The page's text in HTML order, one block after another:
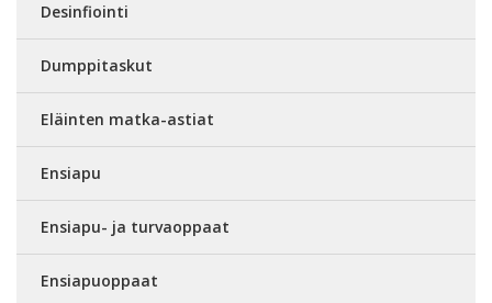
Desinfiointi
Dumppitaskut
Eläinten matka-astiat
Ensiapu
Ensiapu- ja turvaoppaat
Ensiapuoppaat